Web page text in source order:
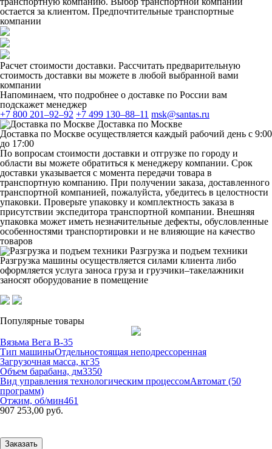
остается за клиентом. Предпочтительные транспортные
компании
Расчет стоимости доставки. Рассчитать предварительную
стоимость доставки вы можете в любой выбранной вами
компании
Напоминаем, что подробнее о доставке по России вам
подскажет менеджер
+7 800 201–92–92 +7 499 130–88–11 msk@santas.ru
Доставка по Москве
Доставка по Москве осуществляется каждый рабочий день с 9:00
до 17:00
По вопросам стоимости доставки и отгрузке по городу и
области вы можете обратиться к менеджеру компании. Срок
доставки указывается с момента передачи товара в
транспортную компанию. При получении заказа, доставленного
транспортной компанией, пожалуйста, убедитесь в целостности
упаковки. Проверьте упаковку и комплектность заказа в
присутствии экспедитора транспортной компании. Внешняя
упаковка может иметь незначительные дефекты, обусловленные
особенностями транспортировки и не влияющие на качество
товаров
Разгрузка и подъем техники
Разгрузка машины осуществляется силами клиента либо
оформляется услуга заноса груза и грузчики–такелажники
заносят оборудование в помещение
Популярные товары
Вязьма Вега В-35
Тип машиныОтдельностоящая неподрессоренная
Загрузочная масса, кг35
Объем барабана, дм3350
Вид управления технологическим процессомАвтомат (50
программ)
Отжим, об/мин461
907 253,00 руб.
Заказать